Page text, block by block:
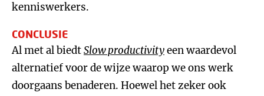
kenniswerkers.
CONCLUSIE
Al met al biedtSlow productivityeen waardevol
alternatief voor de wijze waarop we ons werk
doorgaans benaderen. Hoewel het zeker ook